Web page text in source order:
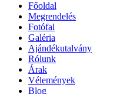
Főoldal
Megrendelés
Fotófal
Galéria
Ajándékutalvány
Rólunk
Árak
Vélemények
Blog